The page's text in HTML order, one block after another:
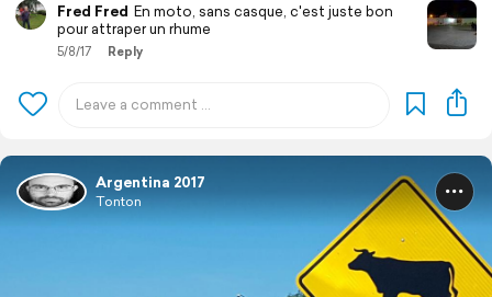
Fred Fred En moto, sans casque, c'est juste bon
pour attraper un rhume
5/8/17 Reply
Argentina 2017
Tonton